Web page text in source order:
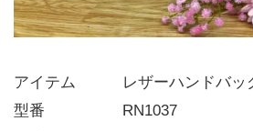
アイテム   レザーハンドバッ
型番     RN1037